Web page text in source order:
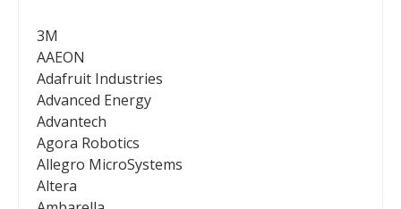
3M
AAEON
Adafruit Industries
Advanced Energy
Advantech
Agora Robotics
Allegro MicroSystems
Altera